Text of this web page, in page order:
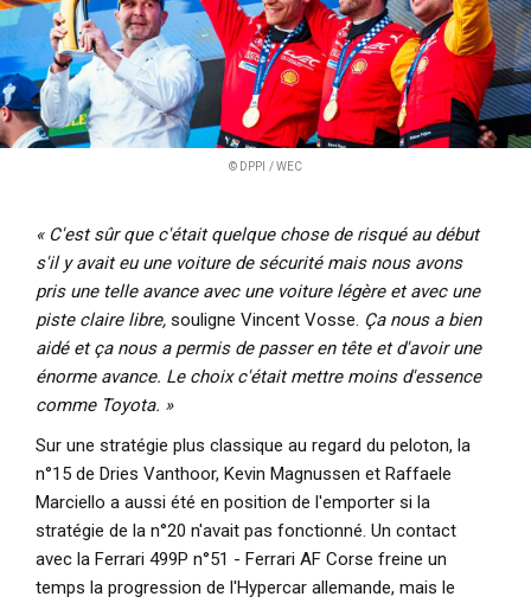
© DPPI / WEC
« C'est sûr que c'était quelque chose de risqué au début
s'il y avait eu une voiture de sécurité mais nous avons
pris une telle avance avec une voiture légère et avec une
piste claire libre, souligne Vincent Vosse. Ça nous a bien
aidé et ça nous a permis de passer en tête et d'avoir une
énorme avance. Le choix c'était mettre moins d'essence
comme Toyota. »
Sur une stratégie plus classique au regard du peloton, la
n°15 de Dries Vanthoor, Kevin Magnussen et Raffaele
Marciello a aussi été en position de l'emporter si la
stratégie de la n°20 n'avait pas fonctionné. Un contact
avec la Ferrari 499P n°51 - Ferrari AF Corse freine un
temps la progression de l'Hypercar allemande, mais le